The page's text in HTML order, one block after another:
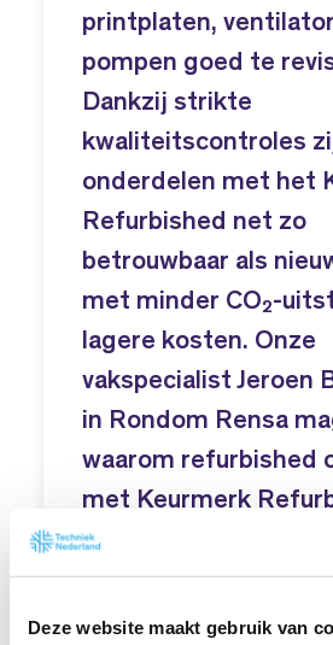
Deze website maakt gebruik van
printplaten,
pompen goed te
Dankzij strikte
kwaliteitscontroles
onderdelen met het
Refurbished net zo
betrouwbaar als
met minder CO₂-
lagere kosten. Onze
vakspecialist Jeroen
in Rondom Rensa
waarom refurbished
met Keurmerk
slimme keuze zijn.